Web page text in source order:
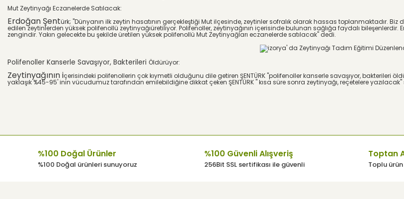
Mut Zeytinyağı Eczanelerde Satılacak:
Erdoğan Şentürk; "Dünyanın ilk zeytin hasatının gerçekleştiği Mut ilçesinde, zeytinler sofralık olarak hassas toplanmaktadır. Biz
edilen zeytinlerden yüksek polifenollü zeytinyağıüretiliyor. Polifenoller, zeytinyağının içerisinde bulunan sağlığa faydalı bileşenlerdir.
zengindir. Yakın gelecekte bu şekildeüretilen yüksek polifenollü Mut Zeytinyağları eczanelerde satılacak" dedi.
Polifenoller Kanserle Savaşıyor, Bakterileri Öldürüyor:
Zeytinyağının içerisindeki polifenollerin çok kıymetli olduğunu dile getiren ŞENTÜRK "polifenoller kanserle savaşıyor, bakterileri öld
yaklaşık %45-95' inin vücudumuz tarafından emilebildiğine dikkat çeken ŞENTÜRK '' kısa süre sonra zeytinyağı, reçetelere
%100 Doğal Ürünler
%100 Doğal ürünleri sunuyoruz
%100 Güvenli Alışveriş
256Bit SSL sertifikası ile güvenli
Toptan
Toplu ürün